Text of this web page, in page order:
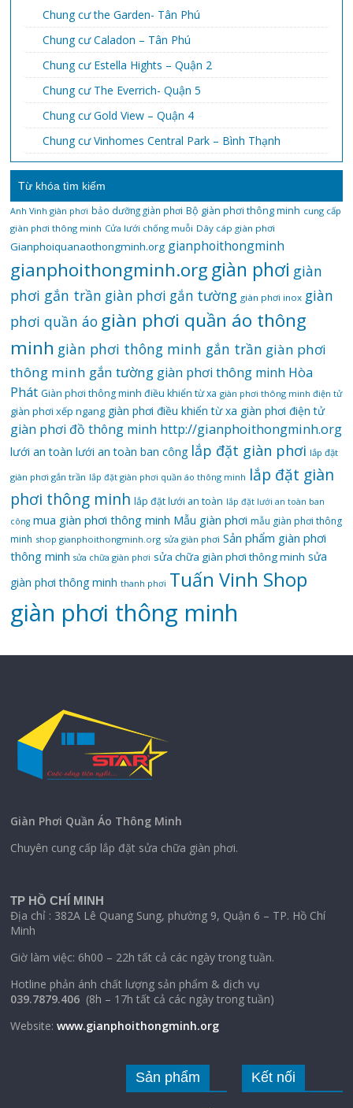
Chung cư the Garden- Tân Phú
Chung cư Caladon – Tân Phú
Chung cư Estella Hights – Quận 2
Chung cư The Everrich- Quận 5
Chung cư Gold View – Quận 4
Chung cư Vinhomes Central Park – Bình Thạnh
Từ khóa tìm kiếm
Anh Vinh giàn phơi bảo dưỡng giàn phơi Bộ giàn phơi thông minh cung cấp
giàn phơi thông minh Cửa lưới chống muỗi Dây cáp giàn phơi
Gianphoiquanaothongminh.org gianphoithongminh
gianphoithongminh.orggiàn phơi giàn
phơi gắn trần giàn phơi gắn tường giàn phơi inox giàn
phơi quần áo giàn phơi quần áo thông
minh giàn phơi thông minh gắn trần giàn phơi
thông minh gắn tường giàn phơi thông minh Hòa
Phát Giàn phơi thông minh điều khiển từ xa giàn phơi thông minh điện tử
giàn phơi xếp ngang giàn phơi điều khiển từ xa giàn phơi điện tử
giàn phơi đồ thông minh http://gianphoithongminh.org
lưới an toàn lưới an toàn ban công lắp đặt giàn phơi lắp đặt
giàn phơi gắn trần lắp đặt giàn phơi quần áo thông minh lắp đặt giàn
phơi thông minh lắp đặt lưới an toàn lắp đặt lưới an toàn ban
công mua giàn phơi thông minh Mẫu giàn phơi mẫu giàn phơi thông
minh shop gianphoithongminh.org sửa giàn phơi Sản phẩm giàn phơi
thông minh sửa chữa giàn phơi sửa chữa giàn phơi thông minh sửa
giàn phơi thông minh thanh phơi Tuấn Vinh Shop
‌giàn‌ ‌phơi‌ ‌thông‌ ‌minh
Giàn Phơi Quần Áo Thông Minh
Chuyên cung cấp lắp đặt sửa chữa giàn phơi.
TP HỒ CHÍ MINH
Địa chỉ : 382A Lê Quang Sung, phường 9, Quận 6 – TP. Hồ Chí
Minh
Giờ làm việc: 6h00 – 22h tất cả các ngày trong tuần.
Hotline phản ánh chất lượng sản phẩm & dịch vụ
039.7879.406 (8h – 17h tất cả các ngày trong tuần)
Website:www.gianphoithongminh.org
Sản phẩm Kết nối